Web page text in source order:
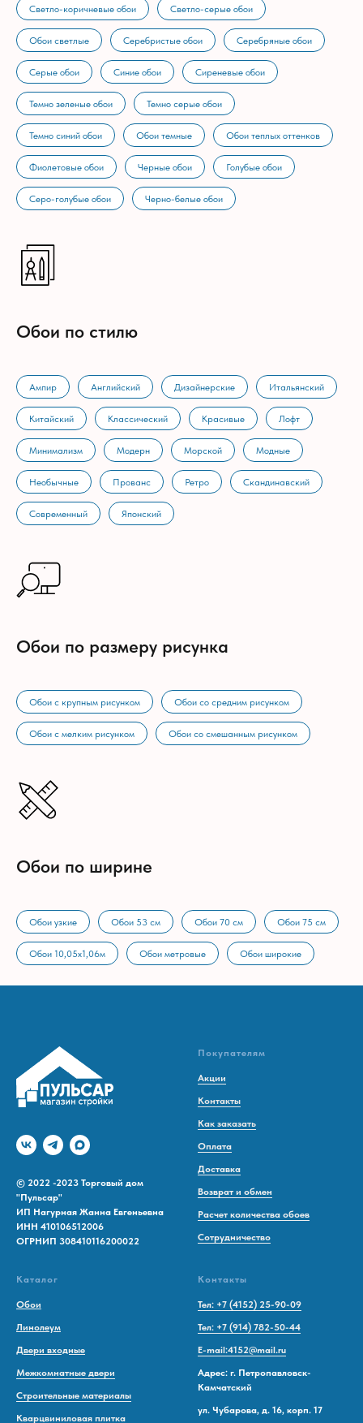
Светло-коричневые обои Светло-серые обои
Обои светлые Серебристые обои Серебряные обои
Серые обои Синие обои Сиреневые обои
Темно зеленые обои Темно серые обои
Темно синий обои Обои темные Обои теплых оттенков
Фиолетовые обои Черные обои Голубые обои
Серо-голубые обои Черно-белые обои
Обои по стилю
Ампир Английский Дизайнерские Итальянский
Китайский Классический Красивые Лофт
Минимализм Модерн Морской Модные
Необычные Прованс Ретро Скандинавский
Современный Японский
Обои по размеру рисунка
Обои с крупным рисунком Обои со средним рисунком
Обои с мелким рисунком Обои со смешанным рисунком
Обои по ширине
Обои узкие Обои 53 см Обои 70 см Обои 75 см
Обои 10,05х1,06м Обои метровые Обои широкие
© 2022 -2023 Торговый дом
"Пульсар"
ИП Нагурная Жанна Евгеньевна
ИНН 410106512006
ОГРНИП 308410116200022
Покупателям
Акции
Контакты
Как заказать
Оплата
Доставка
Возврат и обмен
Расчет количества обоев
Сотрудничество
Каталог
Обои
Линолеум
Двери входные
Межкомнатные двери
Строительные материалы
Кварцвиниловая плитка
Контакты
Тел: +7 (4152) 25-90-09
Тел: +7 (914) 782-50-44
E-mail:4152@mail.ru
Адрес: г. Петропавловск-
Камчатский
ул. Чубарова, д. 16, корп. 17